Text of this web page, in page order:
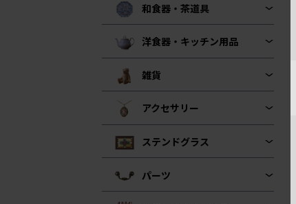
和食器・茶道具
洋食器・キッチン用品
雑貨
アクセサリー
ステンドグラス
パーツ